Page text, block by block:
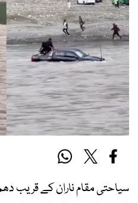
سیاحتی مقام ناران کے قریب